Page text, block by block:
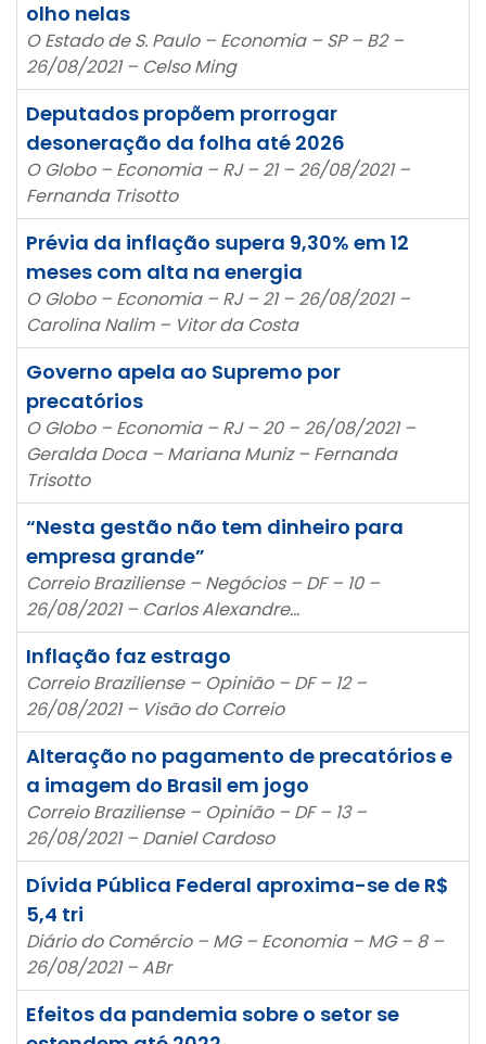
olho nelas
O Estado de S. Paulo – Economia – SP – B2 –
26/08/2021 – Celso Ming
Deputados propõem prorrogar
desoneração da folha até 2026
O Globo – Economia – RJ – 21 – 26/08/2021 –
Fernanda Trisotto
Prévia da inflação supera 9,30% em 12
meses com alta na energia
O Globo – Economia – RJ – 21 – 26/08/2021 –
Carolina Nalim – Vitor da Costa
Governo apela ao Supremo por
precatórios
O Globo – Economia – RJ – 20 – 26/08/2021 –
Geralda Doca – Mariana Muniz – Fernanda
Trisotto
“Nesta gestão não tem dinheiro para
empresa grande”
Correio Braziliense – Negócios – DF – 10 –
26/08/2021 – Carlos Alexandre…
Inflação faz estrago
Correio Braziliense – Opinião – DF – 12 –
26/08/2021 – Visão do Correio
Alteração no pagamento de precatórios e
a imagem do Brasil em jogo
Correio Braziliense – Opinião – DF – 13 –
26/08/2021 – Daniel Cardoso
Dívida Pública Federal aproxima-se de R$
5,4 tri
Diário do Comércio – MG – Economia – MG – 8 –
26/08/2021 – ABr
Efeitos da pandemia sobre o setor se